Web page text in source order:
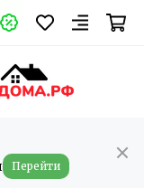
Перейти